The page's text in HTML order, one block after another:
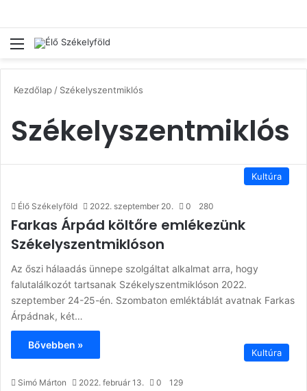
Menü
Kezdőlap / Székelyszentmiklós
Székelyszentmiklós
Kultúra
Élő Székelyföld 2022. szeptember 20. 0 280
Farkas Árpád költőre emlékezünk
Székelyszentmiklóson
Az őszi hálaadás ünnepe szolgáltat alkalmat arra, hogy
falutalálkozót tartsanak Székelyszentmiklóson 2022.
szeptember 24-25-én. Szombaton emléktáblát avatnak Farkas
Árpádnak, két…
Bővebben »
Kultúra
Simó Márton 2022. február 13. 0 129